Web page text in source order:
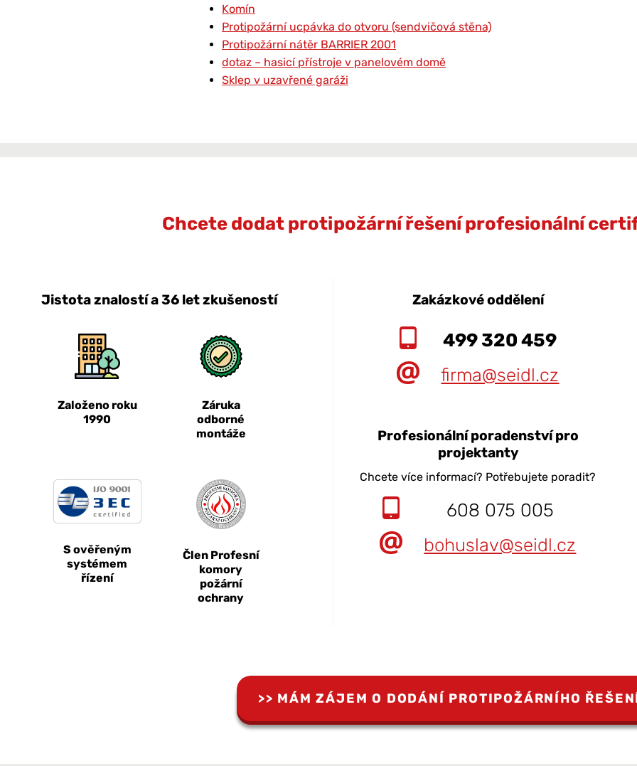
Komín
Protipožární ucpávka do otvoru (sendvičová stěna)
Protipožární nátěr BARRIER 2001
dotaz – hasicí přístroje v panelovém domě
Sklep v uzavřené garáži
Chcete dodat protipožární řešení profesionální
Jistota znalostí a 36 let zkušeností
Založeno roku
1990
Záruka
odborné
montáže
S ověřeným
systémem
řízení
Člen Profesní
komory
požární
ochrany
Zakázkové oddělení
499 320 459
firma@seidl.cz
Profesionální poradenství pro
projektanty
Chcete více informací? Potřebujete poradit?
608 075 005
bohuslav@seidl.cz
MÁM ZÁJEM O DODÁNÍ PROTIPOŽÁRNÍHO